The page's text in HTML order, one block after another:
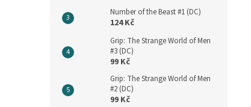
Number of the Beast #1 (DC)
124 Kč
Grip: The Strange World of Men
#3 (DC)
99 Kč
Grip: The Strange World of Men
#2 (DC)
99 Kč